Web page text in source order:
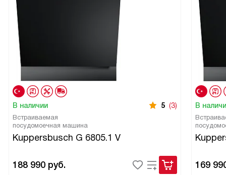
В наличии 5 (3)
Встраиваемая
посудомоечная машина
Kuppersbusch G 6805.1 V
188 990 руб.
В
169